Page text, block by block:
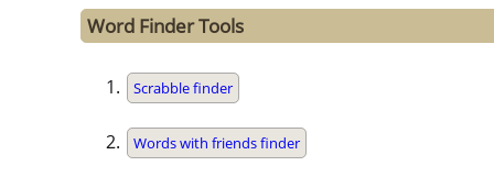
Word Finder Tools
Scrabble finder
Words with friends finder